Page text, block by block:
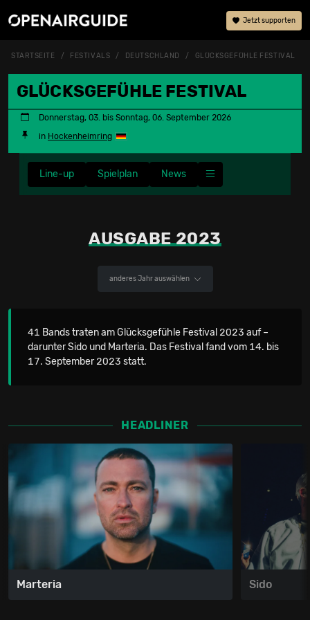
Jetzt supporten
STARTSEITE FESTIVALS DEUTSCHLAND GLÜCKSGEFÜHLE FESTIVAL
GLÜCKSGEFÜHLE FESTIVAL
Donnerstag, 03. bis Sonntag, 06. September 2026
in Hockenheimring
Line-up Spielplan News
AUSGABE 2023
anderes Jahr auswählen
41 Bands traten am Glücksgefühle Festival 2023 auf –
darunter Sido und Marteria. Das Festival fand vom 14. bis
17. September 2023 statt.
HEADLINER
Marteria Sido